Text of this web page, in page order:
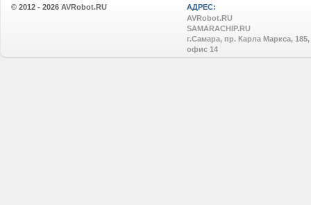
© 2012 - 2026 AVRobot.RU
АДРЕС:
AVRobot.RU
SAMARACHIP.RU
г.Самара, пр. Карла Маркса, 185,
офис 14